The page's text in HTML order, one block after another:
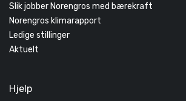
Slik jobber Norengros med bærekraft
Norengros klimarapport
Ledige stillinger
Aktuelt
Hjelp